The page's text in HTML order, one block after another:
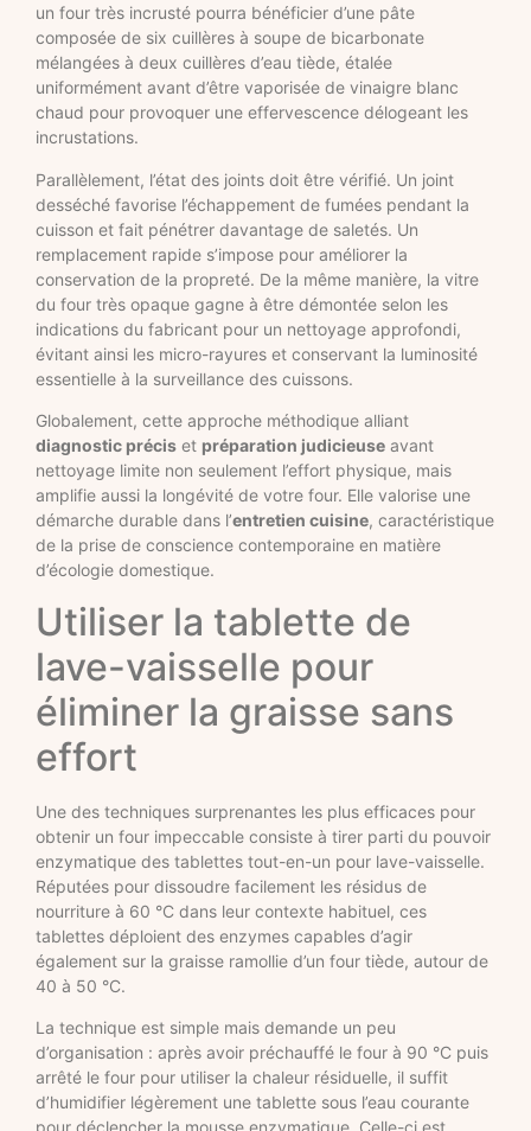
un four très incrusté pourra bénéficier d’une pâte
composée de six cuillères à soupe de bicarbonate
mélangées à deux cuillères d’eau tiède, étalée
uniformément avant d’être vaporisée de vinaigre blanc
chaud pour provoquer une effervescence délogeant les
incrustations.
Parallèlement, l’état des joints doit être vérifié. Un joint
desséché favorise l’échappement de fumées pendant la
cuisson et fait pénétrer davantage de saletés. Un
remplacement rapide s’impose pour améliorer la
conservation de la propreté. De la même manière, la vitre
du four très opaque gagne à être démontée selon les
indications du fabricant pour un nettoyage approfondi,
évitant ainsi les micro-rayures et conservant la luminosité
essentielle à la surveillance des cuissons.
Globalement, cette approche méthodique alliant
diagnostic précis et préparation judicieuse avant
nettoyage limite non seulement l’effort physique, mais
amplifie aussi la longévité de votre four. Elle valorise une
démarche durable dans l’entretien cuisine, caractéristique
de la prise de conscience contemporaine en matière
d’écologie domestique.
Utiliser la tablette de
lave-vaisselle pour
éliminer la graisse sans
effort
Une des techniques surprenantes les plus efficaces pour
obtenir un four impeccable consiste à tirer parti du pouvoir
enzymatique des tablettes tout-en-un pour lave-vaisselle.
Réputées pour dissoudre facilement les résidus de
nourriture à 60 °C dans leur contexte habituel, ces
tablettes déploient des enzymes capables d’agir
également sur la graisse ramollie d’un four tiède, autour de
40 à 50 °C.
La technique est simple mais demande un peu
d’organisation : après avoir préchauffé le four à 90 °C puis
arrêté le four pour utiliser la chaleur résiduelle, il suffit
d’humidifier légèrement une tablette sous l’eau courante
pour déclencher la mousse enzymatique. Celle-ci est